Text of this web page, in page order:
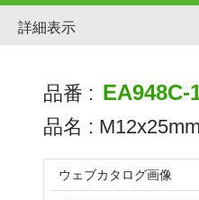
詳細表示
品番 : EA948C-
品名 :
ウェブカタログ画像